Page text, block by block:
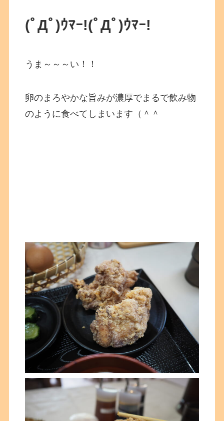
(ﾟДﾟ)ｳﾏｰ!(ﾟДﾟ)ｳﾏｰ!
うま～～～い！！
卵のまろやかな旨みが濃厚でまるで飲み物
のように食べてしまいます（＾＾